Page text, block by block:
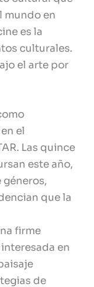
mundo en
es la
culturales.
el arte por
el
Las quince
este año,
que la
firme
en
de